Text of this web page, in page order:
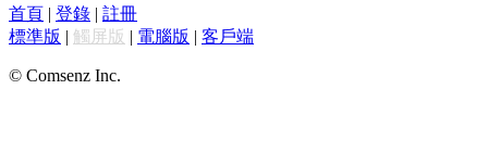
首頁 | 登錄 | 註冊
標準版 | 觸屏版 | 電腦版 | 客戶端
© Comsenz Inc.